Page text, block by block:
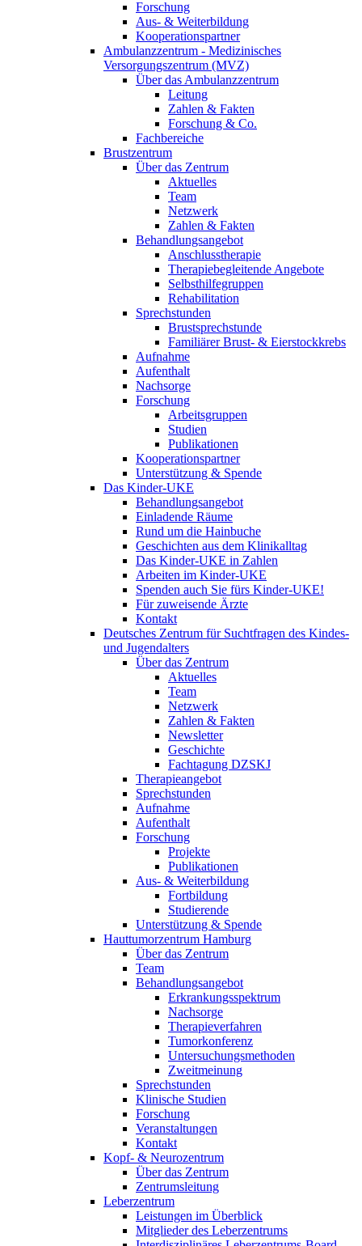
Forschung
Aus- & Weiterbildung
Kooperationspartner
Ambulanzzentrum - Medizinisches
Versorgungszentrum (MVZ)
Über das Ambulanzzentrum
Leitung
Zahlen & Fakten
Forschung & Co.
Fachbereiche
Brustzentrum
Über das Zentrum
Aktuelles
Team
Netzwerk
Zahlen & Fakten
Behandlungsangebot
Anschlusstherapie
Therapiebegleitende Angebote
Selbsthilfegruppen
Rehabilitation
Sprechstunden
Brustsprechstunde
Familiärer Brust- & Eierstockkrebs
Aufnahme
Aufenthalt
Nachsorge
Forschung
Arbeitsgruppen
Studien
Publikationen
Kooperationspartner
Unterstützung & Spende
Das Kinder-UKE
Behandlungsangebot
Einladende Räume
Rund um die Hainbuche
Geschichten aus dem Klinikalltag
Das Kinder-UKE in Zahlen
Arbeiten im Kinder-UKE
Spenden auch Sie fürs Kinder-UKE!
Für zuweisende Ärzte
Kontakt
Deutsches Zentrum für Suchtfragen des Kindes-
und Jugendalters
Über das Zentrum
Aktuelles
Team
Netzwerk
Zahlen & Fakten
Newsletter
Geschichte
Fachtagung DZSKJ
Therapieangebot
Sprechstunden
Aufnahme
Aufenthalt
Forschung
Projekte
Publikationen
Aus- & Weiterbildung
Fortbildung
Studierende
Unterstützung & Spende
Hauttumorzentrum Hamburg
Über das Zentrum
Team
Behandlungsangebot
Erkrankungsspektrum
Nachsorge
Therapieverfahren
Tumorkonferenz
Untersuchungsmethoden
Zweitmeinung
Sprechstunden
Klinische Studien
Forschung
Veranstaltungen
Kontakt
Kopf- & Neurozentrum
Über das Zentrum
Zentrumsleitung
Leberzentrum
Leistungen im Überblick
Mitglieder des Leberzentrums